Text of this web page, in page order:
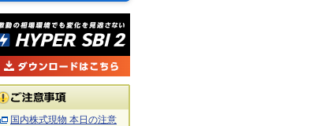
国内株式現物 本日の注意